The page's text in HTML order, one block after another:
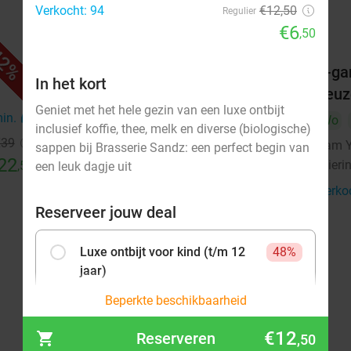
directions_car
,50
High Bubbles voor 2 bij Fletcher
Hotels
Fletcher Hotels
Schoorl
3-
Wo
Verkocht: 94
Regulier €12,50
€6,50
In het kort
Geniet met het hele gezin van een luxe ontbijt
inclusief koffie, thee, melk en diverse (biologische)
sappen bij Brasserie Sandz: een perfect begin van
een leuk dagje uit
Reserveer jouw deal
Luxe ontbijt voor kind (t/m 12
jaar)
48%
Verkocht: 24 €12,50
Beperkte beschikbaarheid
Reserveren €12,50